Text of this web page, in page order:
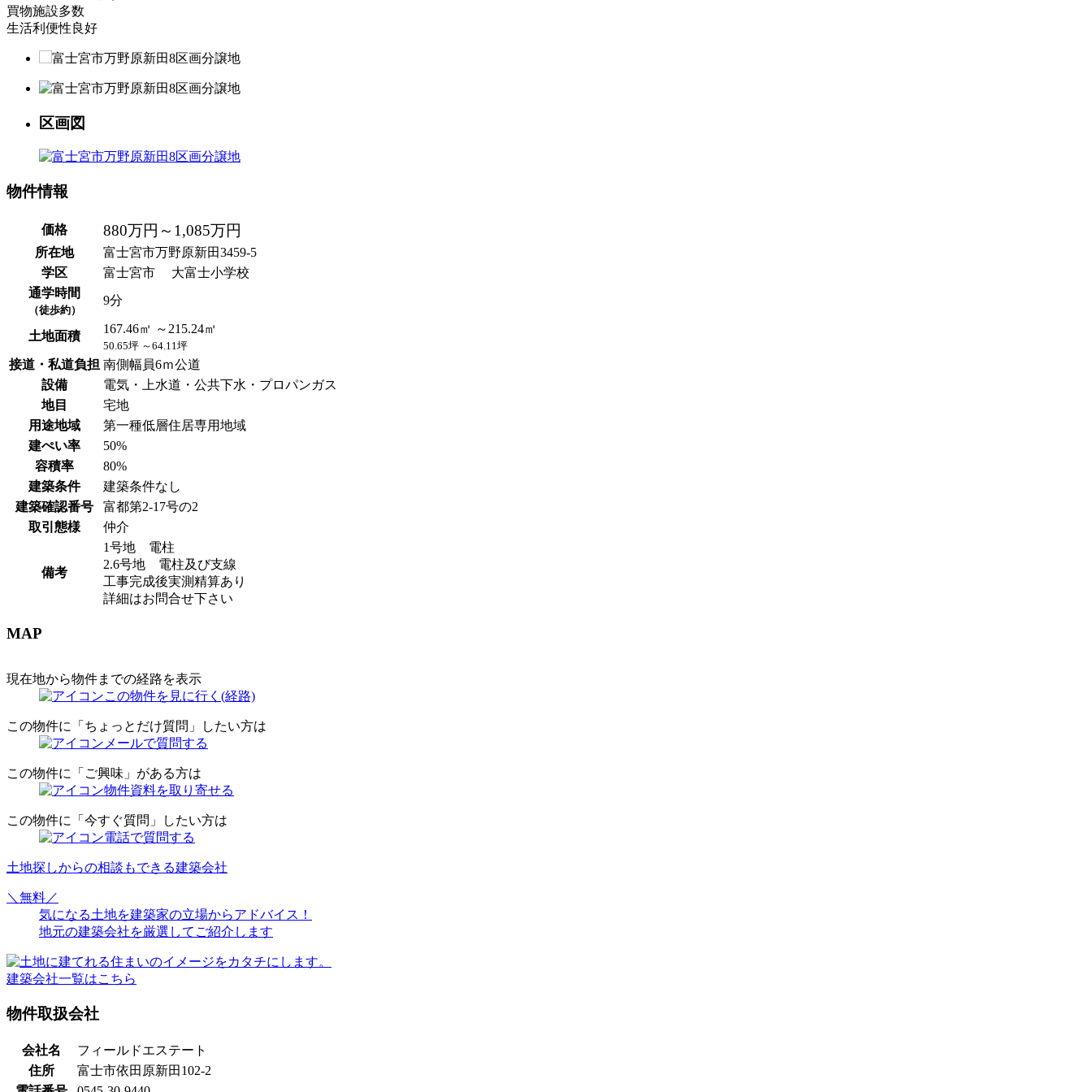
買物施設多数
生活利便性良好
区画図
物件情報
価格 880万円～1,085万円
所在地
富士宮市万野原新田3459-5
学区
富士宮市 大富士小学校
通学時間
（徒歩約）
9分
土地面積
167.46㎡ ～215.24㎡
50.65坪 ～64.11坪
接道・私道負担 南側幅員6ｍ公道
設備
電気・上水道・公共下水・プロパンガス
地目
宅地
用途地域
第一種低層住居専用地域
建ぺい率
50%
容積率
80%
建築条件
建築条件なし
建築確認番号
富都第2-17号の2
取引態様
仲介
備考
1号地 電柱
2.6号地 電柱及び支線
工事完成後実測精算あり
詳細はお問合せ下さい
MAP
現在地から物件までの経路を表示
この物件を見に行く(経路)
この物件に「ちょっとだけ質問」したい方は
メールで質問する
この物件に「ご興味」がある方は
物件資料を取り寄せる
この物件に「今すぐ質問」したい方は
電話で質問する
土地探しからの相談もできる建築会社
＼ 無料／
気になる土地を建築家の立場からアドバイス！
地元の建築会社を厳選してご紹介します
建築会社一覧はこちら
物件取扱会社
会社名
フィールドエステート
住所
富士市依田原新田102-2